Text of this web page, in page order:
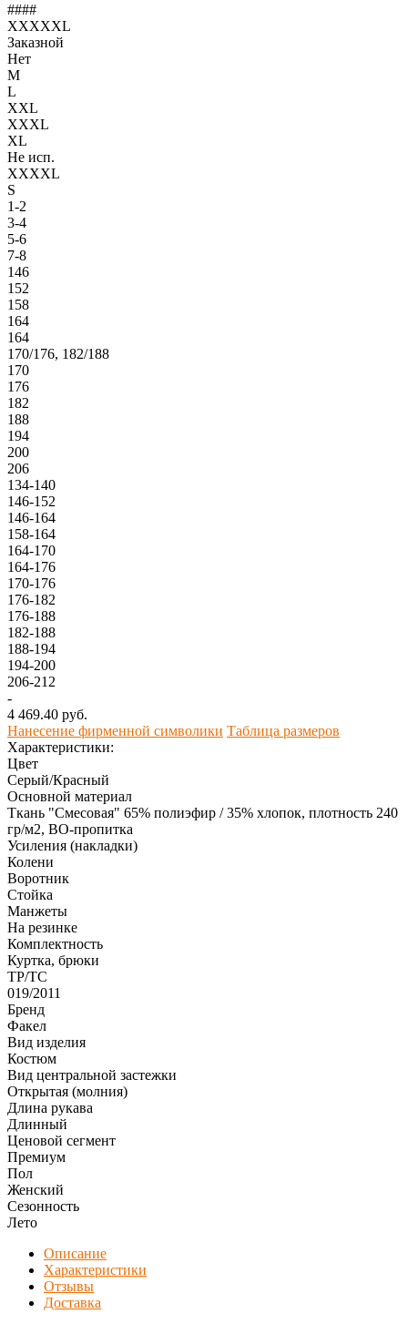
####
XXXXXL
Заказной
Нет
M
L
XXL
XXXL
XL
Не исп.
XXXXL
S
1-2
3-4
5-6
7-8
146
152
158
164
164
170/176, 182/188
170
176
182
188
194
200
206
134-140
146-152
146-164
158-164
164-170
164-176
170-176
176-182
176-188
182-188
188-194
194-200
206-212
-
4 469.40 руб.
Нанесение фирменной символики Таблица размеров
Характеристики:
Цвет
Серый/Красный
Основной материал
Ткань "Смесовая" 65% полиэфир / 35% хлопок, плотность 240
гр/м2, ВО-пропитка
Усиления (накладки)
Колени
Воротник
Стойка
Манжеты
На резинке
Комплектность
Куртка, брюки
ТР/ТС
019/2011
Бренд
Факел
Вид изделия
Костюм
Вид центральной застежки
Открытая (молния)
Длина рукава
Длинный
Ценовой сегмент
Премиум
Пол
Женский
Сезонность
Лето
Описание
Характеристики
Отзывы
Доставка